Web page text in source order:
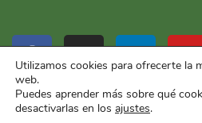
Copyright 2024, Keeway
Utilizamos cookies para ofrecerte la
web.
Puedes aprender más sobre qué
desactivarlas en los ajustes.